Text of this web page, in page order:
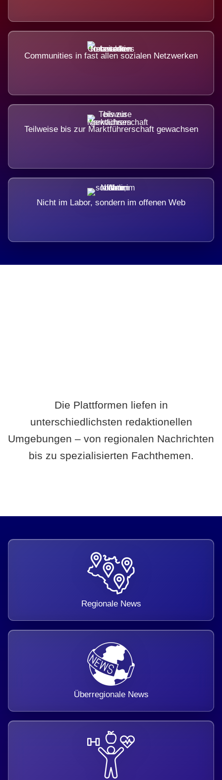
Communities in fast allen sozialen Netzwerken
Teilweise bis zur Marktführerschaft gewachsen
Nicht im Labor, sondern im offenen Web
Die Plattformen liefen in
unterschiedlichsten redaktionellen
Umgebungen – von regionalen Nachrichten
bis zu spezialisierten Fachthemen.
Regionale News
Überregionale News